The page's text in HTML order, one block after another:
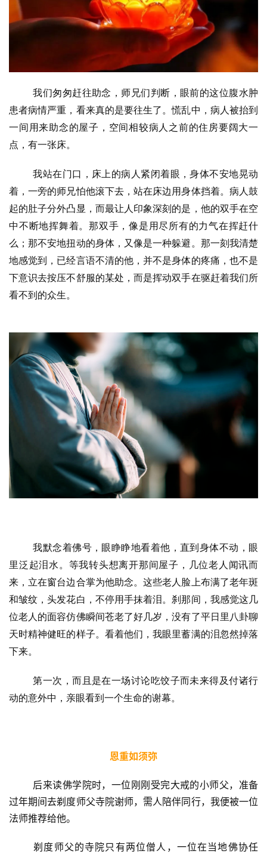
我们匆匆赶往助念，师兄们判断，眼前的这位腹水肿
患者病情严重，看来真的是要往生了。慌乱中，病人被抬到
一间用来助念的屋子，空间相较病人之前的住房要阔大一
点，有一张床。
我站在门口，床上的病人紧闭着眼，身体不安地晃动
着，一旁的师兄怕他滚下去，站在床边用身体挡着。病人鼓
起的肚子分外凸显，而最让人印象深刻的是，他的双手在空
中不断地挥舞着。那双手，像是用尽所有的力气在挥赶什
么；那不安地扭动的身体，又像是一种躲避。那一刻我清楚
地感觉到，已经言语不清的他，并不是身体的疼痛，也不是
下意识去按压不舒服的某处，而是挥动双手在驱赶着我们所
看不到的众生。
我默念着佛号，眼睁睁地看着他，直到身体不动，眼
里泛起泪水。等我转头想离开那间屋子，几位老人闻讯而
来，立在窗台边合掌为他助念。这些老人脸上布满了老年斑
和皱纹，头发花白，不停用手抹着泪。刹那间，我感觉这几
位老人的面容仿佛瞬间苍老了好几岁，没有了平日里八卦聊
天时精神健旺的样子。看着他们，我眼里蓄满的泪忽然掉落
下来。
第一次，而且是在一场讨论吃饺子而未来得及付诸行
动的意外中，亲眼看到一个生命的谢幕。
恩重如须弥
过年期间去剃度师父寺院谢师，需人陪伴同行，我便被一位
法师推荐给他。
	剃度师父的寺院只有两位僧人，一位在当地佛协任